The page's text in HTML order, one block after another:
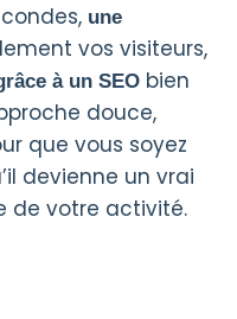
une
vos visiteurs,
à un SEO bien
douce,
que vous soyez
devienne un vrai
de votre activité.